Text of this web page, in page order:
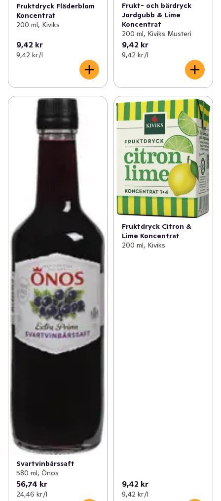
Fruktdryck Fläderblom
Koncentrat
200 ml, Kiviks
9,42 kr
9,42 kr /l
Frukt- och bärdryck
Jordgubb & Lime
Koncentrat
200 ml, Kiviks Musteri
9,42 kr
9,42 kr /l
Svartvinbärssaft
580 ml, Önos
56,74 kr
24,46 kr /l
Fruktdryck Citron &
Lime Koncentrat
200 ml, Kiviks
9,42 kr
9,42 kr /l